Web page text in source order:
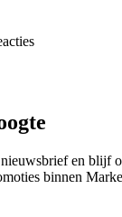
en blijf
binnen